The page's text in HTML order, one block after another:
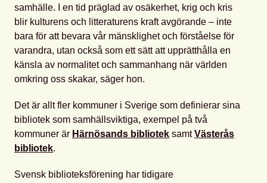
samhälle. I en tid präglad av osäkerhet, krig och kris
blir kulturens och litteraturens kraft avgörande – inte
bara för att bevara vår mänsklighet och förståelse för
varandra, utan också som ett sätt att upprätthålla en
känsla av normalitet och sammanhang när världen
omkring oss skakar, säger hon.
Det är allt fler kommuner i Sverige som definierar sina
bibliotek som samhällsviktiga, exempel på två
kommuner är Härnösands bibliotek samtVästerås
bibliotek.
Svensk biblioteksförening har tidigare